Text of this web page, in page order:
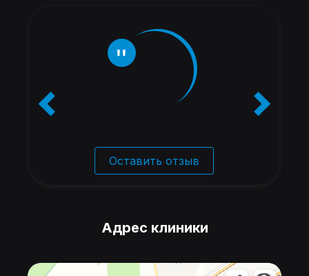
Оставить отзыв
Адрес клиники